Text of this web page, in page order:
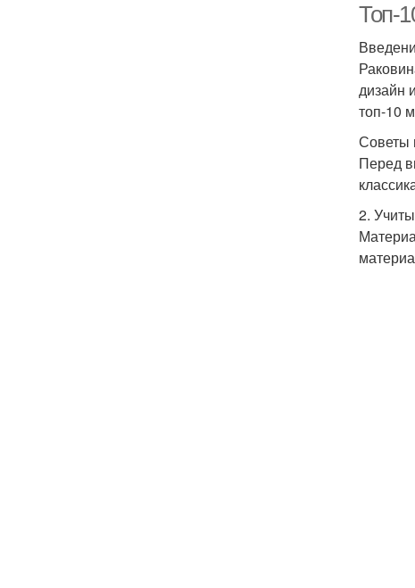
Топ-
дизайн
топ-10
Советы
Перед
2.